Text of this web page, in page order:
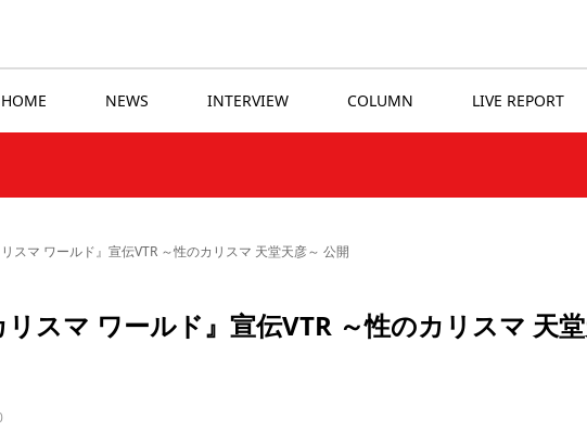
HOME NEWS INTERVIEW COLUMN LIVE REPORT
スマ ワールド』宣伝VTR ～性のカリスマ 天堂天彦～ 公開
スマ ワールド』宣伝VTR ～性のカリスマ 天